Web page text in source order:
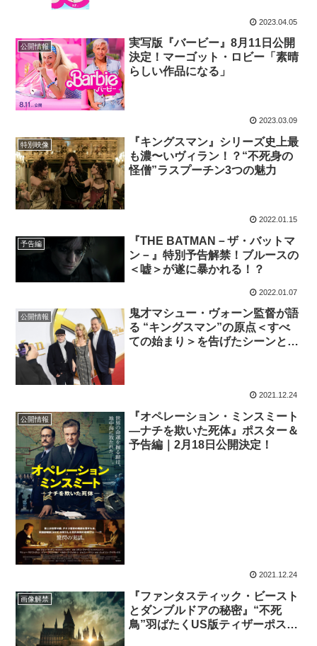
2023.04.05
公開情報
実写版『バービー』8月11日公開
決定！マーゴット・ロビー「素晴
らしい作品になる」
2023.03.09
特別映像
『キングスマン』シリーズ史上最
も濃〜いヴィラン！？“不死身の
怪僧”ラスプーチン3つの魅力
2022.01.15
予告編
『THE BATMAN－ザ・バットマ
ン－』特別予告解禁！ブルースの
＜嘘＞が遂に暴かれる！？
2022.01.07
公開情報
鬼才マシュー・ヴォーン監督が語
る “キングスマン”の原点＜すべ
ての始まり＞を告げたシーンと
2021.12.24
公開情報
『オペレーション・ミンスミート
―ナチを欺いた死体』ポスター＆
予告編｜2月18日公開決定！
2021.12.24
画像解禁
『ファンタスティック・ビースト
とダンブルドアの秘密』“不死
鳥”羽ばたくUS版ティザーポスタ